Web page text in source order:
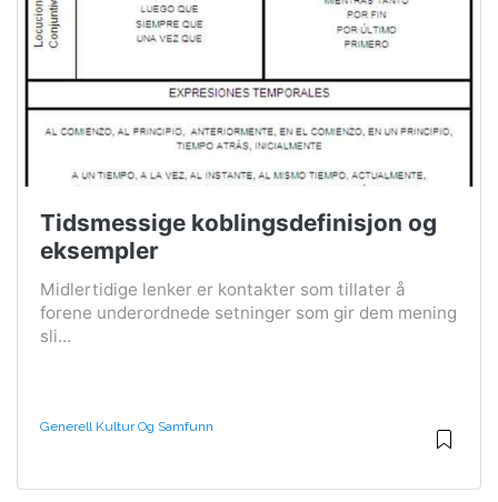
Tidsmessige koblingsdefinisjon og
eksempler
Midlertidige lenker er kontakter som tillater å
forene underordnede setninger som gir dem mening
sli...
Generell Kultur Og Samfunn